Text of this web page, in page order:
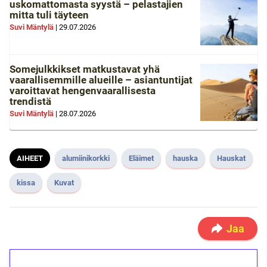
uskomattomasta syystä – pelastajien
mitta tuli täyteen
Suvi Mäntylä | 29.07.2026
Somejulkkikset matkustavat yhä
vaarallisemmille alueille – asiantuntijat
varoittavat hengenvaarallisesta
trendistä
Suvi Mäntylä | 28.07.2026
AIHEET alumiinikorkki Eläimet hauska Hauskat
kissa Kuvat
Jaa